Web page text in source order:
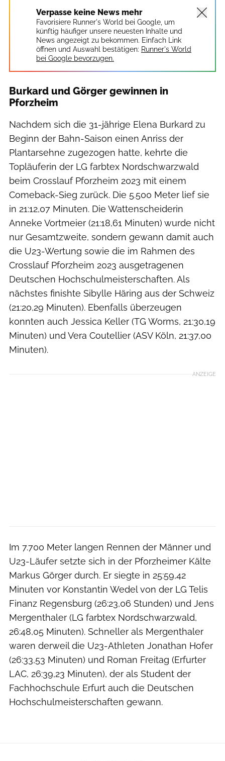
Verpasse keine News mehr
Favorisiere Runner's World bei Google, um
künftig häufiger unsere neuesten Inhalte und
News angezeigt zu bekommen. Einfach Link
öffnen und Auswahl bestätigen: Runner's World
bei Google bevorzugen.
Burkard und Görger gewinnen in
Pforzheim
Nachdem sich die 31-jährige Elena Burkard zu
Beginn der Bahn-Saison einen Anriss der
Plantarsehne zugezogen hatte, kehrte die
Topläuferin der LG farbtex Nordschwarzwald
beim Crosslauf Pforzheim 2023 mit einem
Comeback-Sieg zurück. Die 5.500 Meter lief sie
in 21:12,07 Minuten. Die Wattenscheiderin
Anneke Vortmeier (21:18,61 Minuten) wurde nicht
nur Gesamtzweite, sondern gewann damit auch
die U23-Wertung sowie die im Rahmen des
Crosslauf Pforzheim 2023 ausgetragenen
Deutschen Hochschulmeisterschaften. Als
nächstes finishte Sibylle Häring aus der Schweiz
(21:20,29 Minuten). Ebenfalls überzeugen
konnten auch Jessica Keller (TG Worms, 21:30,19
Minuten) und Vera Coutellier (ASV Köln, 21:37,00
Minuten).
ANZEIGE
Im 7.700 Meter langen Rennen der Männer und
U23-Läufer setzte sich in der Pforzheimer Kälte
Markus Görger durch. Er siegte in 25:59,42
Minuten vor Konstantin Wedel von der LG Telis
Finanz Regensburg (26:23,06 Stunden) und Jens
Mergenthaler (LG farbtex Nordschwarzwald,
26:48,05 Minuten). Schneller als Mergenthaler
waren derweil die U23-Athleten Jonathan Hofer
(26:33,53 Minuten) und Roman Freitag (Erfurter
LAC, 26:39,23 Minuten), der als Student der
Fachhochschule Erfurt auch die Deutschen
Hochschulmeisterschaften gewann.